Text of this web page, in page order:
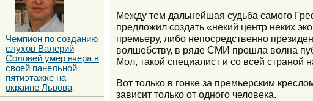
Между тем дальнейшая судьба самого
предложил создать «некий центр неких
премьеру, либо непосредственно
волшебству, в ряде СМИ прошла волна
Мол, такой специалист и со всей страной
Вот только в гонке за премьерским
зависит только от одного человека.
Чемпион по созданию
слухов Валерий
Соловей умер вчера в
своей панельной
пятиэтажке на
окраине Львова